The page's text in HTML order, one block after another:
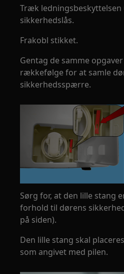
Træk ledningsbeskyttelsen
sikkerhedslås.
Frakobl stikket.
Gentag de samme
rækkefølge for at samle
sikkerhedsspærre.
Sørg for, at den lille stang
forhold til dørens
på siden).
Den lille stang skal
som angivet med pilen.